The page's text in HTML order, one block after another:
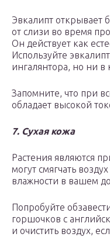
Эвкалипт открывает
от слизи во время
Он действует как
Используйте
ингалянтора, но ни в
Запомните, что при
обладает высокой
7. Сухая кожа
Растения являются
могут смягчать
влажности в вашем
Попробуйте
горшочков с
и очистить воздух,